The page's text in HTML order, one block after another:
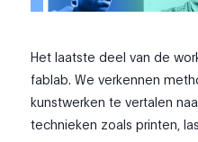
Het laatste deel van de
fablab. We verkennen
kunstwerken te vertalen
technieken zoals printen,